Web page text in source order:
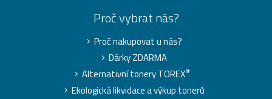
Proč vybrat nás?
Proč nakupovat u nás?
Dárky ZDARMA
Alternativní tonery TOREX®
Ekologická likvidace a výkup tonerů